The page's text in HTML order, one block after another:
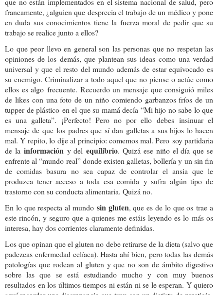
francamente, ¿alguien que desprecia el trabajo de un médico y pone
en duda sus conocimientos tiene la fuerza moral de pedir que su
trabajo se realice junto a ellos?
Lo que peor llevo en general son las personas que no respetan las
opiniones de los demás, que plantean sus ideas como una verdad
universal y que el resto del mundo además de estar equivocado es
su enemigo. Criminalizar a todo aquel que no piense o actúe como
ellos es algo frecuente. Recuerdo un mensaje que consiguió miles
de likes con una foto de un niño comiendo garbanzos fríos de un
tupper de plástico en el que su mamá decía “Mi hijo no sabe lo que
es una galleta”. ¡Perfecto! Pero no por ello debes insinuar el
mensaje de que los padres que sí dan galletas a sus hijos lo hacen
mal. Y repito, lo dije al principio: comemos mal. Pero soy partidaria
de la información y delequilibrio. Quizá ese niño el día que se
enfrente al “mundo real” donde existen galletas, bollería y un sin fin
de comidas basura no sea capaz de controlar el ansia que le
produzca tener acceso a toda esa comida y sufra algún tipo de
trastorno con su conducta alimentaria. Quizá no.
En lo que respecta al mundo sin gluten, que es de lo que os trae a
este rincón, y seguro que a quienes me estáis leyendo es lo más os
interesa, hay dos corrientes claramente definidas.
Los que opinan que el gluten no debe retirarse de la dieta (salvo que
padezcas enfermedad celíaca). Hasta ahí bien, pero todas las demás
patologías que rodean al gluten y que no son de ámbito digestivo
sobre las que se está estudiando mucho y con muy buenos
resultados en los últimos tiempos ni están ni se le esperan. Y quiero